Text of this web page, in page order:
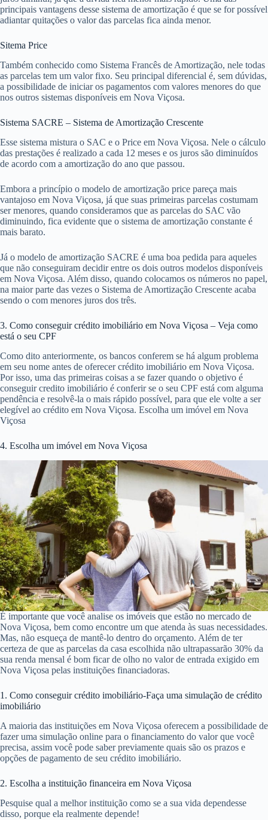
principais vantagens desse sistema de amortização é que se for possível
adiantar quitações o valor das parcelas fica ainda menor.
Sitema Price
Também conhecido como Sistema Francês de Amortização, nele todas
as parcelas tem um valor fixo. Seu principal diferencial é, sem dúvidas,
a possibilidade de iniciar os pagamentos com valores menores do que
nos outros sistemas disponíveis em Nova Viçosa.
Sistema SACRE – Sistema de Amortização Crescente
Esse sistema mistura o SAC e o Price em Nova Viçosa. Nele o cálculo
das prestações é realizado a cada 12 meses e os juros são diminuídos
de acordo com a amortização do ano que passou.
Embora a princípio o modelo de amortização price pareça mais
vantajoso em Nova Viçosa, já que suas primeiras parcelas costumam
ser menores, quando consideramos que as parcelas do SAC vão
diminuindo, fica evidente que o sistema de amortização constante é
mais barato.
Já o modelo de amortização SACRE é uma boa pedida para aqueles
que não conseguiram decidir entre os dois outros modelos disponíveis
em Nova Viçosa. Além disso, quando colocamos os números no papel,
na maior parte das vezes o Sistema de Amortização Crescente acaba
sendo o com menores juros dos três.
3. Como conseguir crédito imobiliário em Nova Viçosa – Veja como
está o seu CPF
Como dito anteriormente, os bancos conferem se há algum problema
em seu nome antes de oferecer crédito imobiliário em Nova Viçosa.
Por isso, uma das primeiras coisas a se fazer quando o objetivo é
conseguir credito imobiliário é conferir se o seu CPF está com alguma
pendência e resolvê-la o mais rápido possível, para que ele volte a ser
elegível ao crédito em Nova Viçosa. Escolha um imóvel em Nova
Viçosa
4. Escolha um imóvel em Nova Viçosa
É importante que você analise os imóveis que estão no mercado de
Nova Viçosa, bem como encontre um que atenda às suas necessidades.
Mas, não esqueça de mantê-lo dentro do orçamento. Além de ter
certeza de que as parcelas da casa escolhida não ultrapassarão 30% da
sua renda mensal é bom ficar de olho no valor de entrada exigido em
Nova Viçosa pelas instituições financiadoras.
1. Como conseguir crédito imobiliário-Faça uma simulação de crédito
imobiliário
A maioria das instituições em Nova Viçosa oferecem a possibilidade de
fazer uma simulação online para o financiamento do valor que você
precisa, assim você pode saber previamente quais são os prazos e
opções de pagamento de seu crédito imobiliário.
2. Escolha a instituição financeira em Nova Viçosa
Pesquise qual a melhor instituição como se a sua vida dependesse
disso, porque ela realmente depende!